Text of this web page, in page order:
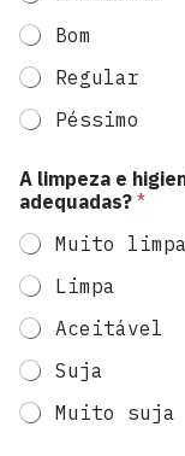
s
u
a
Bom
Regular
Péssimo
A limpeza e
adequadas? *
Muito limpa
Limpa
Aceitável
Suja
Muito suja